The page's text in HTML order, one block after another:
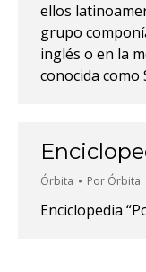
ellos
grupo
inglés o en la
conocida como
Órbita Por Órbita
Enciclopedia